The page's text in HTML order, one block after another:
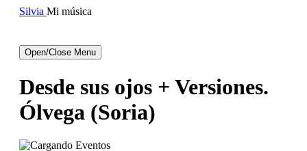
Silvia Mi música
de
silvia
de
silvia
de
youtube
silvia
Open/Close Menu
Desde sus ojos + Versiones.
Ólvega (Soria)